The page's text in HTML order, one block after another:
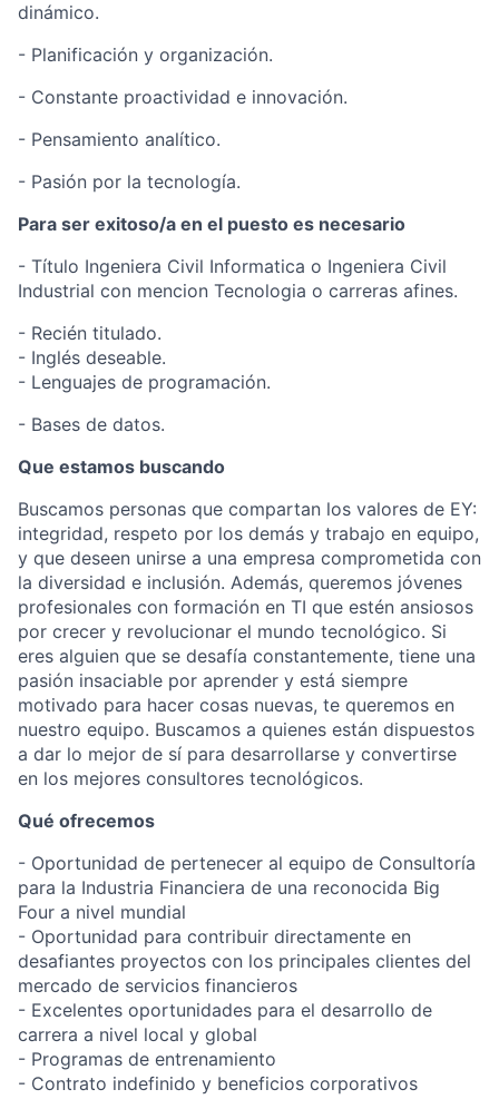
dinámico.
- Planificación y organización.
- Constante proactividad e innovación.
- Pensamiento analítico.
- Pasión por la tecnología.
Para ser exitoso/a en el puesto es necesario
- Título Ingeniera Civil Informatica o Ingeniera Civil
Industrial con mencion Tecnologia o carreras afines.
- Recién titulado.
- Inglés deseable.
- Lenguajes de programación.
- Bases de datos.
Que estamos buscando
Buscamos personas que compartan los valores de EY:
integridad, respeto por los demás y trabajo en equipo,
y que deseen unirse a una empresa comprometida con
la diversidad e inclusión. Además, queremos jóvenes
profesionales con formación en TI que estén ansiosos
por crecer y revolucionar el mundo tecnológico. Si
eres alguien que se desafía constantemente, tiene una
pasión insaciable por aprender y está siempre
motivado para hacer cosas nuevas, te queremos en
nuestro equipo. Buscamos a quienes están dispuestos
a dar lo mejor de sí para desarrollarse y convertirse
en los mejores consultores tecnológicos.
Qué ofrecemos
- Oportunidad de pertenecer al equipo de Consultoría
para la Industria Financiera de una reconocida Big
Four a nivel mundial
- Oportunidad para contribuir directamente en
desafiantes proyectos con los principales clientes del
mercado de servicios financieros
- Excelentes oportunidades para el desarrollo de
carrera a nivel local y global
- Programas de entrenamiento
- Contrato indefinido y beneficios corporativos